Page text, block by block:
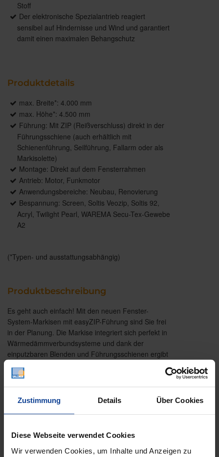
Zustimmung Details Über Cookies
Diese Webseite verwendet Cookies
Wir verwenden Cookies, um Inhalte und Anzeigen zu
Stoff
Der elektronische Spezialantrieb reagiert
sensibel auf Hindernisse und Wind und garantiert
damit einen maximalen Behangschutz
Produktdetails
max. Breite*: 4.000 mm
max. Höhe*: 4.500 mm
Führung: Mit ZIP (Reißverschluss) direkt in der
Führungsschiene (auch erhältlich mit
Schienenführung, Seilführung, Fallarm oder als
Markisolette)
Montage: Direkt auf dem Fensterrahmen
Antrieb: Motor, Funkmotor
Anwendungsbereiche: Neubau, Renovierung
Bespannung: Screen, Soltis Veozip, Soltis 92,
Acryl, Twilight Pearl, WAREMA Secu-Tex-Gewebe
A2
(*Typen- und ausstattungsabhängig)
Produktbeschreibung
Es geht auch einfach! Mit den neuen Fenster-
System-Markisen mit easyZIP-Führung sind Sie frei
in der Planung. Die Markise integriert sich perfekt in
Wärmedämmverbundsysteme und dank der
einputzbaren Blenden und Führungsschienen ergibt
sich ein harmonisches Gesamtbild. Sie entscheiden
ob die seitliche Führung ein weiteres, sichtbares
Gestaltungselement sein soll oder ob Sie den
Komfort der easyZIP-Führung genießen möchten.
Brillante Extras
Geländersystem VisioNeo Sun